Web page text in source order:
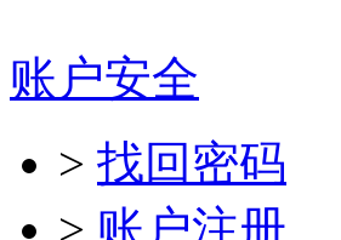
账户安全
> 找回密码
> 账户注册